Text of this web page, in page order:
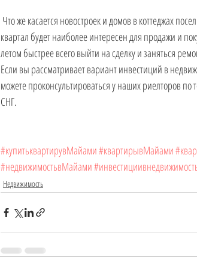
квартал будет наиболее интересен для продажи и
летом быстрее всего выйти на сделку и заняться
Если вы рассматривает вариант инвестиций в
можете проконсультироваться у наших риелторов
СНГ.
#купитьквартирувМайами#квартирывМайами
#недвижимостьвМайами
Недвижимость